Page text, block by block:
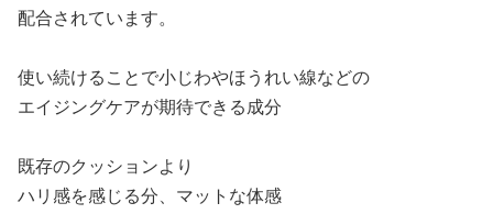
配合されています。
使い続けることで小じわやほうれい線などの
エイジングケアが期待できる成分
既存のクッションより
ハリ感を感じる分、マットな体感